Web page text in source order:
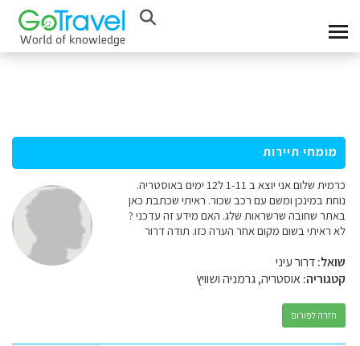
מומחי תיירות
כרמית שלום אני יוצא ב 1-11 ל12 ימים באוסטריה.
נוחת במינכן ומשם עם רכב שכור. ראיתי שכתבת כאן
באתר שחובה שרשראות שלג. האם מידע זה עדכני ?
לא ראיתי בשום מקום אחר הערה כזו. תודה דרור
שואל:דרור עיני
קטגוריה:אוסטריה, גרמניה ושוויץ
חזרה לפורום